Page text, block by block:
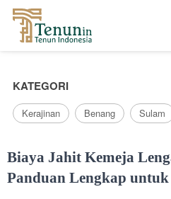
KATEGORI
Kerajinan Benang Sulam
Biaya Jahit Kemeja
Panduan Lengkap